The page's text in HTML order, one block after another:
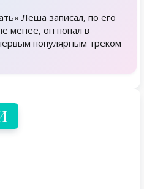
Леша записал, по его
менее, он попал в
популярным треком